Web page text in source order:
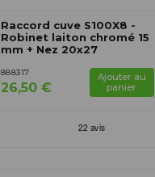
Raccord cuve S100X8 -
Robinet laiton chromé 15
mm + Nez 20x27
888317
26,50 €
Ajouter au
panier